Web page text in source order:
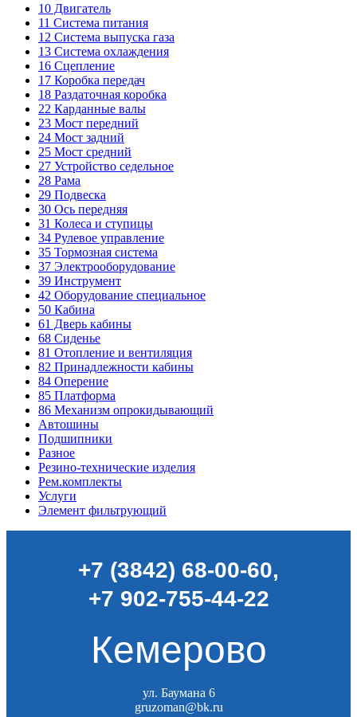
10 Двигатель
11 Система питания
12 Система выпуска газа
13 Система охлаждения
16 Сцепление
17 Коробка передач
18 Раздаточная коробка
22 Карданные валы
23 Мост передний
24 Мост задний
25 Мост средний
27 Устройство седельное
28 Рама
29 Подвеска
30 Ось передняя
31 Колеса и ступицы
34 Рулевое управление
35 Тормозная система
37 Электрооборудование
39 Инструмент
42 Оборудование специальное
50 Кабина
61 Дверь кабины
68 Сиденье
81 Отопление и вентиляция
82 Принадлежности кабины
84 Оперение
85 Платформа
86 Механизм опрокидывающий
Автошины
Подшипники
Разное
Резино-технические изделия
Рем.комплекты
Услуги
Элемент фильтрующий
+7 (3842) 68-00-60,
+7 902-755-44-22
Кемерово
ул. Баумана 6
gruzoman@bk.ru